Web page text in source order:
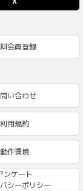
会員登録
い合わせ
利用規約
動作環境
ンケート
シーポリシー